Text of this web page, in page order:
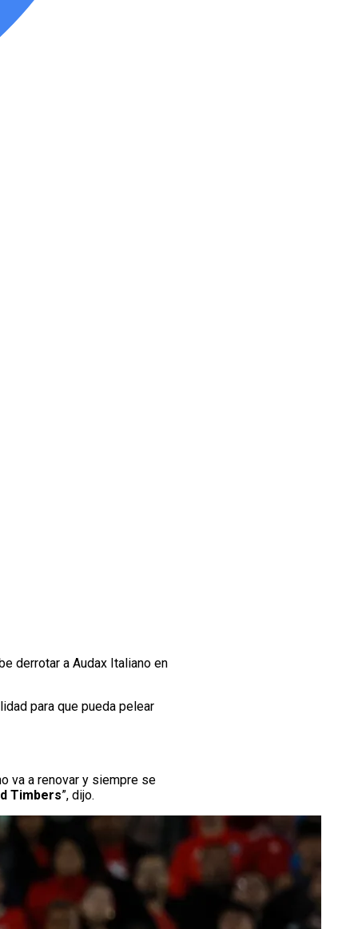
derrotar a Audax Italiano en
para que pueda pelear
va a renovar y siempre se
Timbers”, dijo.